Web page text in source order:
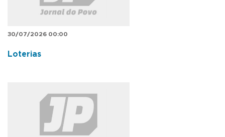
30/07/2026 00:00
Loterias